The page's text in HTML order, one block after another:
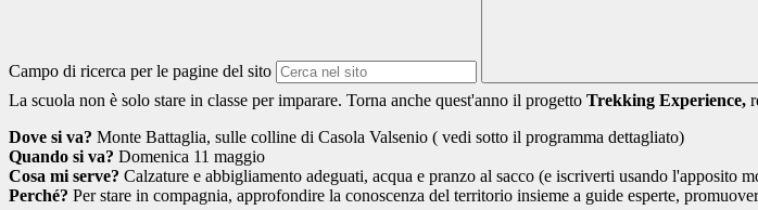
Campo di ricerca per le pagine del sito
La scuola non è solo stare in classe per imparare. Torna anche quest'anno il progetto Trekking Experience,
Dove si va? Monte Battaglia, sulle colline di Casola Valsenio ( vedi sotto il programma dettagliato)
Quando si va? Domenica 11 maggio
Cosa mi serve? Calzature e abbigliamento adeguati, acqua e pranzo al sacco (e iscriverti usando l'apposito
Perché? Per stare in compagnia, approfondire la conoscenza del territorio insieme a guide esperte,